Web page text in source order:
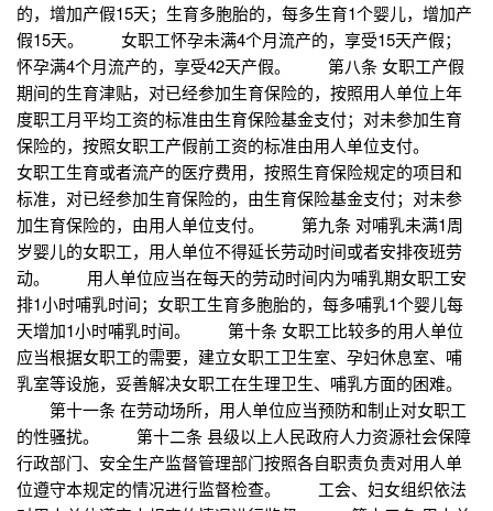
的，增加产假15天；生育多胞胎的，每多生育1个婴儿，增加产
假15天。 女职工怀孕未满4个月流产的，享受15天产假；
怀孕满4个月流产的，享受42天产假。 第八条 女职工产假
期间的生育津贴，对已经参加生育保险的，按照用人单位上年
度职工月平均工资的标准由生育保险基金支付；对未参加生育
保险的，按照女职工产假前工资的标准由用人单位支付。
女职工生育或者流产的医疗费用，按照生育保险规定的项目和
标准，对已经参加生育保险的，由生育保险基金支付；对未参
加生育保险的，由用人单位支付。 第九条 对哺乳未满1周
岁婴儿的女职工，用人单位不得延长劳动时间或者安排夜班劳
动。 用人单位应当在每天的劳动时间内为哺乳期女职工安
排1小时哺乳时间；女职工生育多胞胎的，每多哺乳1个婴儿每
天增加1小时哺乳时间。 第十条 女职工比较多的用人单位
应当根据女职工的需要，建立女职工卫生室、孕妇休息室、哺
乳室等设施，妥善解决女职工在生理卫生、哺乳方面的困难。
第十一条 在劳动场所，用人单位应当预防和制止对女职工
的性骚扰。 第十二条 县级以上人民政府人力资源社会保障
行政部门、安全生产监督管理部门按照各自职责负责对用人单
位遵守本规定的情况进行监督检查。 工会、妇女组织依法